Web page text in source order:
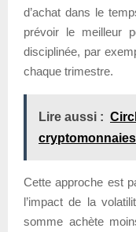
d’achat dans le
prévoir le meilleur
disciplinée, par
chaque trimestre.
Lire aussi :
cryptomonnaies
Cette approche est
l’impact de la
somme achète